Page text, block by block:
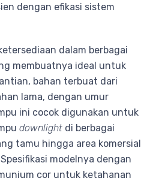
dengan efikasi sistem
dalam berbagai
membuatnya ideal untuk
bahan terbuat dari
lama, dengan umur
ini cocok digunakan untuk
downlight di berbagai
tamu hingga area komersial
modelnya dengan
cor untuk ketahanan